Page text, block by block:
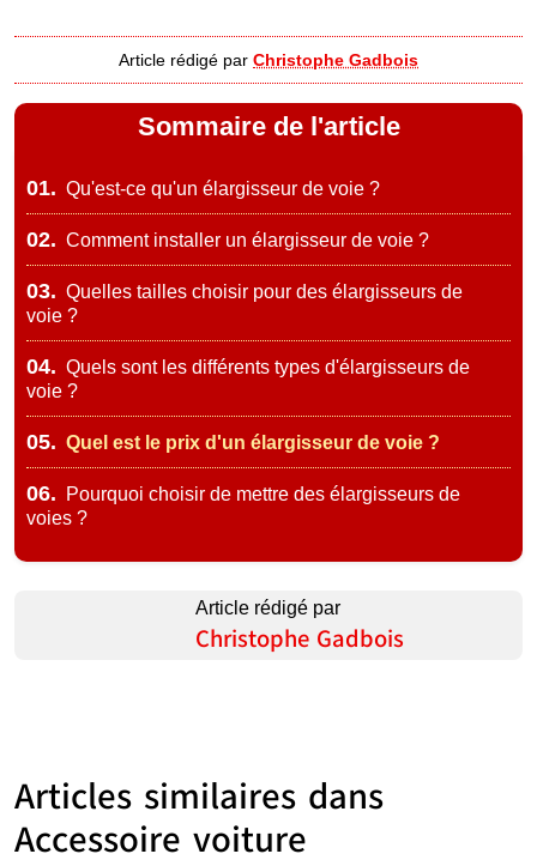
Article rédigé par Christophe Gadbois
Sommaire de l'article
01. Qu'est-ce qu'un élargisseur de voie ?
02. Comment installer un élargisseur de voie ?
03. Quelles tailles choisir pour des élargisseurs de
voie ?
04. Quels sont les différents types d'élargisseurs de
voie ?
05. Quel est le prix d'un élargisseur de voie ?
06.
Pourquoi choisir de mettre des élargisseurs de
voies ?
Article rédigé par
Christophe Gadbois
Articles similaires dans
Accessoire voiture